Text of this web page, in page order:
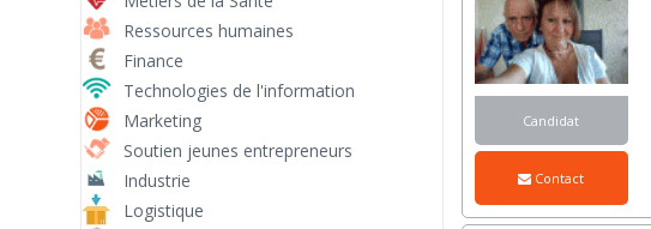
Candidat
Contact
Ressources humaines
Finance
Technologies de l'information
Marketing
Soutien jeunes entrepreneurs
Industrie
Logistique